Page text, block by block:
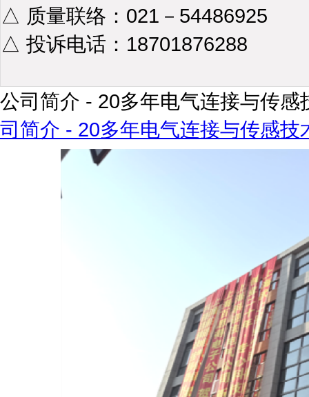
△ 质量联络：021－54486925
△ 投诉电话：18701876288
公司简介 - 20多年电气连接与传感
司简介 - 20多年电气连接与传感技